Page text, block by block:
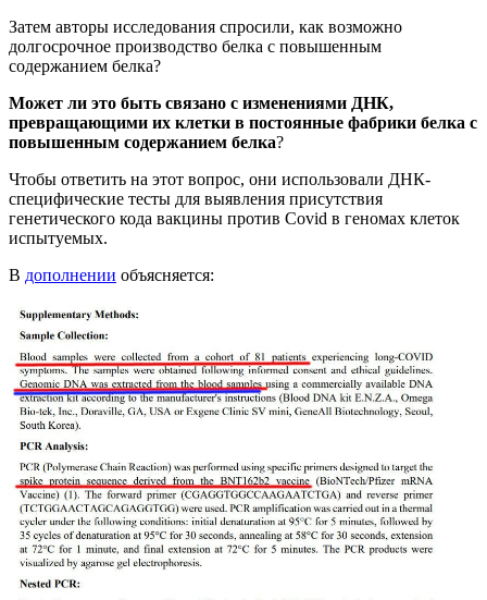
Затем авторы исследования спросили, как возможно
долгосрочное производство белка с повышенным
содержанием белка?
Может ли это быть связано с изменениями ДНК,
превращающими их клетки в постоянные фабрики белка с
повышенным содержанием белка?
Чтобы ответить на этот вопрос, они использовали ДНК-
специфические тесты для выявления присутствия
генетического кода вакцины против Covid в геномах клеток
испытуемых.
В дополнении объясняется: